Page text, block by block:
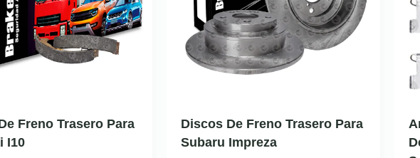
Freno Trasero Para
I10
Discos De Freno Trasero Para
Subaru Impreza